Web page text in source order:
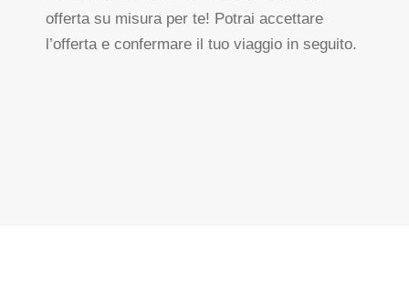
offerta su misura per te! Potrai accettare
l’offerta e confermare il tuo viaggio in seguito.